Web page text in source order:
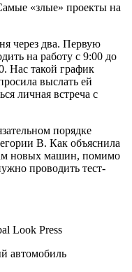
«злые» проекты на
через два. Первую
на работу с 9:00 до
Нас такой график
выслать ей
личная встреча с
порядке
B. Как объяснила
новых машин, помимо
проводить тест-
Look Press
автомобиль